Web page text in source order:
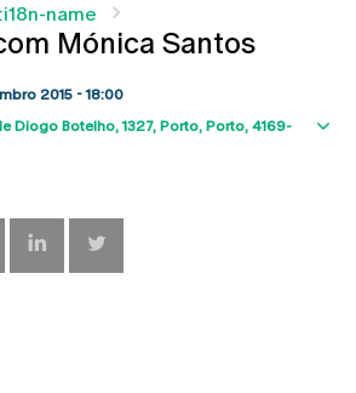
name
Mónica Santos
2015 - 18:00
Diogo Botelho, 1327 Porto Porto 4169-